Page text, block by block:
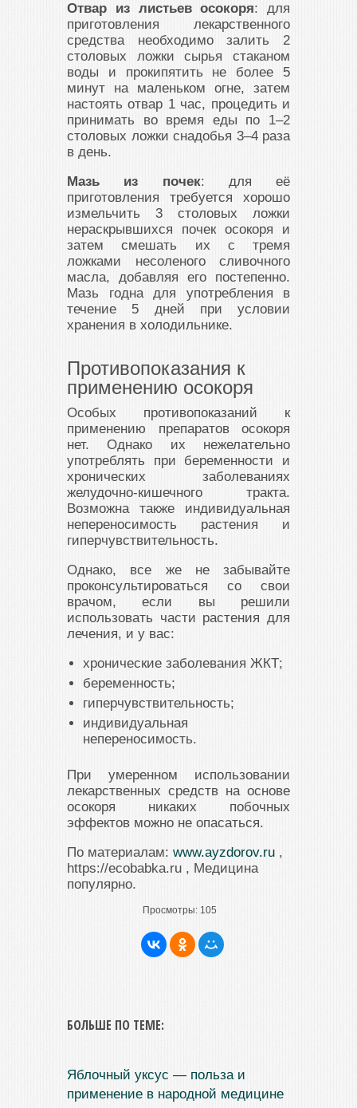
Отвар из листьев осокоря: для
приготовления лекарственного
средства необходимо залить 2
столовых ложки сырья стаканом
воды и прокипятить не более 5
минут на маленьком огне, затем
настоять отвар 1 час, процедить и
принимать во время еды по 1–2
столовых ложки снадобья 3–4 раза
в день.
Мазь из почек: для её
приготовления требуется хорошо
измельчить 3 столовых ложки
нераскрывшихся почек осокоря и
затем смешать их с тремя
ложками несоленого сливочного
масла, добавляя его постепенно.
Мазь годна для употребления в
течение 5 дней при условии
хранения в холодильнике.
Противопоказания к
применению осокоря
Особых противопоказаний к
применению препаратов осокоря
нет. Однако их нежелательно
употреблять при беременности и
хронических заболеваниях
желудочно-кишечного тракта.
Возможна также индивидуальная
непереносимость растения и
гиперчувствительность.
Однако, все же не забывайте
проконсультироваться со свои
врачом, если вы решили
использовать части растения для
лечения, и у вас:
хронические заболевания ЖКТ;
беременность;
гиперчувствительность;
индивидуальная
непереносимость.
При умеренном использовании
лекарственных средств на основе
осокоря никаких побочных
эффектов можно не опасаться.
По материалам: www.ayzdorov.ru ,
https://ecobabka.ru , Медицина
популярно.
Просмотры: 105
БОЛЬШЕ ПО ТЕМЕ:
Яблочный уксус — польза и
применение в народной медицине